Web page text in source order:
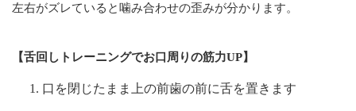
左右がズレていると噛み合わせの歪みが分かります。
【舌回しトレーニングでお口周りの筋力UP】
口を閉じたまま上の前歯の前に舌を置きます